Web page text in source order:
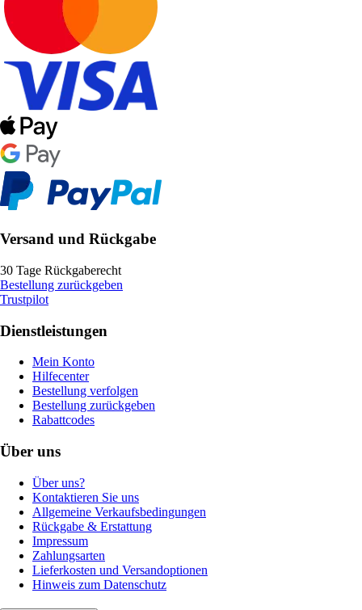
Versand und Rückgabe
30 Tage Rückgaberecht
Bestellung zurückgeben
Trustpilot
Dienstleistungen
Mein Konto
Hilfecenter
Bestellung verfolgen
Bestellung zurückgeben
Rabattcodes
Über uns
Über uns?
Kontaktieren Sie uns
Allgemeine Verkaufsbedingungen
Rückgabe & Erstattung
Impressum
Zahlungsarten
Lieferkosten und Versandoptionen
Hinweis zum Datenschutz